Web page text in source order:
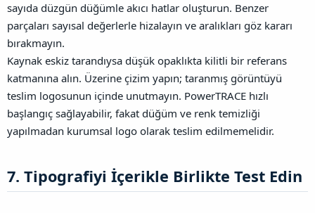
sayıda düzgün düğümle akıcı hatlar oluşturun. Benzer
parçaları sayısal değerlerle hizalayın ve aralıkları göz kararı
bırakmayın.
Kaynak eskiz tarandıysa düşük opaklıkta kilitli bir referans
katmanına alın. Üzerine çizim yapın; taranmış görüntüyü
teslim logosunun içinde unutmayın. PowerTRACE hızlı
başlangıç sağlayabilir, fakat düğüm ve renk temizliği
yapılmadan kurumsal logo olarak teslim edilmemelidir.
7. Tipografiyi İçerikle Birlikte Test Edin​